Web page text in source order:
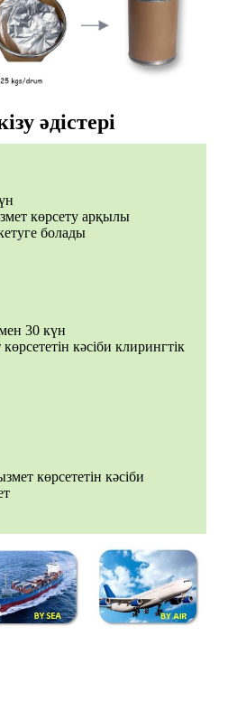
әдістері
көрсету арқылы
болады
30 күн
кәсіби клирингтік
көрсететін кәсіби